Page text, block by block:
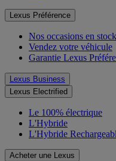
Lexus Préférence
Nos occasions en stock
Vendez votre véhicule
Garantie Lexus
Lexus Business
Lexus Electrified
Le 100% électrique
L'Hybride
L'Hybride
Acheter une Lexus